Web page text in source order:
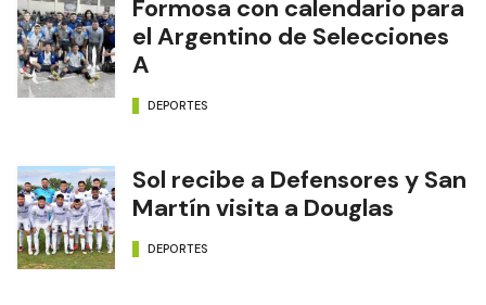
Formosa con calendario para
el Argentino de Selecciones
A
DEPORTES
Sol recibe a Defensores y San
Martín visita a Douglas
DEPORTES